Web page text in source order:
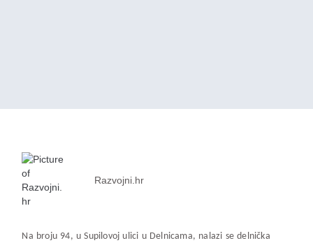
Razvojni.hr
Na broju 94, u Supilovoj ulici u Delnicama, nalazi se delnička